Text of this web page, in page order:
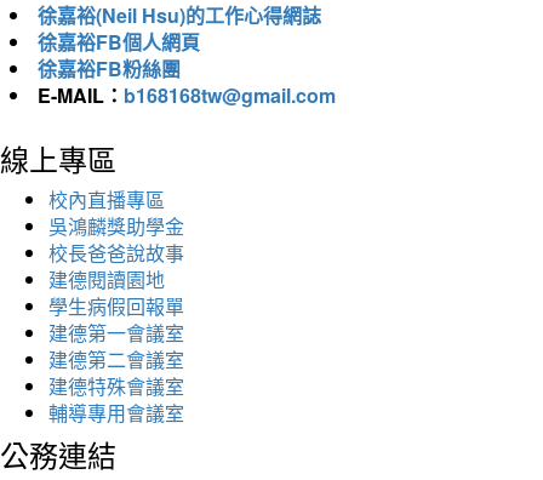
徐嘉裕(Neil Hsu)的工作心得網誌
徐嘉裕FB個人網頁
徐嘉裕FB粉絲團
E-MAIL： b168168tw@gmail.com
線上專區
校內直播專區
吳鴻麟獎助學金
校長爸爸說故事
建德閱讀園地
學生病假回報單
建德第一會議室
建德第二會議室
建德特殊會議室
輔導專用會議室
公務連結